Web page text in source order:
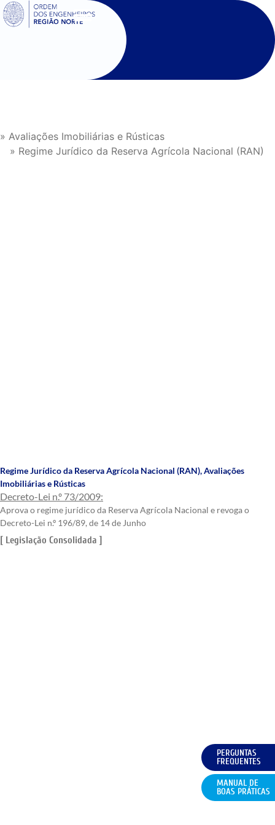
SIGOE
» Avaliações Imobiliárias e Rústicas
» Regime Jurídico da Reserva Agrícola Nacional (RAN)
Regime Jurídico da Reserva Agrícola Nacional (RAN),Avaliações
Imobiliárias e Rústicas
Decreto-Lei n.º 73/2009:
Aprova o regime jurídico da Reserva Agrícola Nacional e revoga o
Decreto-Lei n.º 196/89, de 14 de Junho
[ Legislação Consolidada ]
PERGUNTAS
FREQUENTES
MANUAL DE
BOAS PRÁTICAS